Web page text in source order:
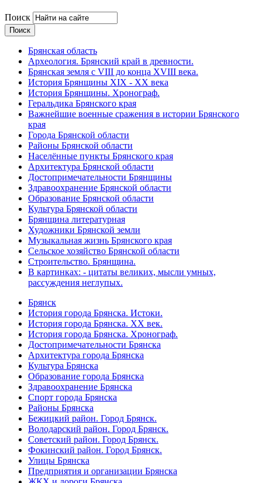
Поиск
Брянская область
Археология. Брянский край в древности.
Брянская земля с VIII до конца XVIII века.
История Брянщины XIX - XX века
История Брянщины. Хронограф.
Геральдика Брянского края
Важнейшие военные сражения в истории Брянского
края
Города Брянской области
Районы Брянской области
Населённые пункты Брянского края
Архитектура Брянской области
Достопримечательности Брянщины
Здравоохранение Брянской области
Образование Брянской области
Культура Брянской области
Брянщина литературная
Художники Брянской земли
Музыкальная жизнь Брянского края
Сельское хозяйство Брянской области
Строительство. Брянщина.
В картинках: - цитаты великих, мысли умных,
рассуждения неглупых.
Брянск
История города Брянска. Истоки.
История города Брянска. XX век.
История города Брянска. Хронограф.
Достопримечательности Брянска
Архитектура города Брянска
Культура Брянска
Образование города Брянска
Здравоохранение Брянска
Спорт города Брянска
Районы Брянска
Бежицкий район. Город Брянск.
Володарский район. Город Брянск.
Советский район. Город Брянск.
Фокинский район. Город Брянск.
Улицы Брянска
Предприятия и организации Брянска